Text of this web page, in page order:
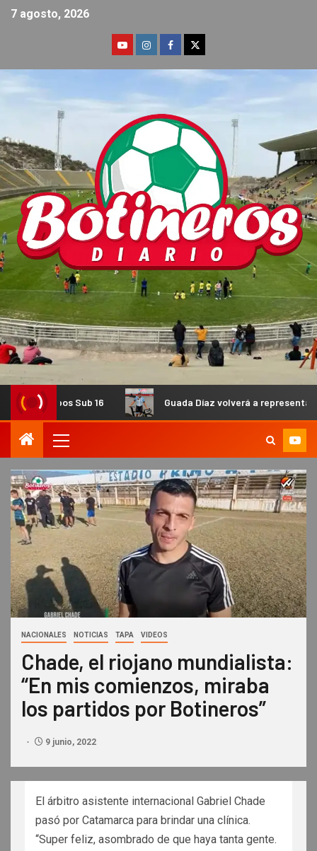
7 agosto, 2026
16 Guada Díaz volverá a representar al país en una
NACIONALES NOTICIAS TAPA VIDEOS
Chade, el riojano mundialista:
“En mis comienzos, miraba
los partidos por Botineros”
9 junio, 2022
El árbitro asistente internacional Gabriel Chade
pasó por Catamarca para brindar una clínica.
“Super feliz, asombrado de que haya tanta gente.